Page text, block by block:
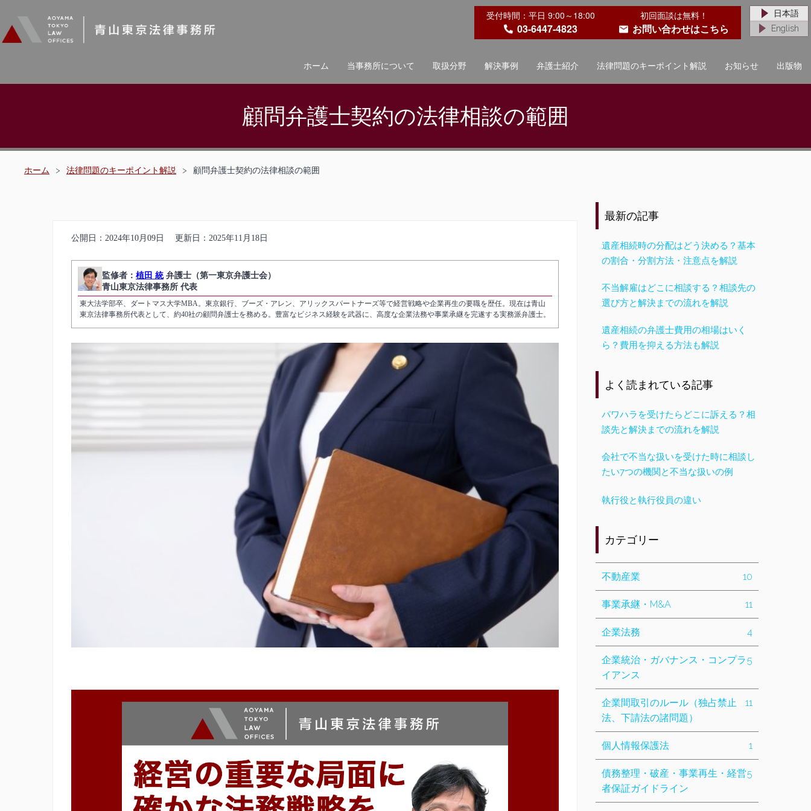
受付時間：平日 9:00～18:00
03-6447-4823
初回面談は無料！
お問い合わせはこちら
日本語
English
ホーム 当事務所について 取扱分野 解決事例 弁護士紹介 法律問題のキーポイント解説 お知らせ 出版物
顧問弁護士契約の法律相談の範囲
ホーム > 法律問題のキーポイント解説 > 顧問弁護士契約の法律相談の範囲
公開日： 2024年10月09日 更新日： 2025年11月18日
監修者： 植田 統弁護士（第一東京弁護士会）
青山東京法律事務所 代表
東大法学部卒、ダートマス大学MBA。東京銀行、ブーズ・アレン、アリックスパートナーズ等で経営戦略や企業再生の要職を歴任。現在は青山
東京法律事務所代表として、約40社の顧問弁護士を務める。豊富なビジネス経験を武器に、高度な企業法務や事業承継を完遂する実務派弁護士。
最新の記事
遺産相続時の分配はどう決める？基本
の割合・分割方法・注意点を解説
不当解雇はどこに相談する？相談先の
選び方と解決までの流れを解説
遺産相続の弁護士費用の相場はいく
ら？費用を抑える方法も解説
よく読まれている記事
パワハラを受けたらどこに訴える？相
談先と解決までの流れを解説
会社で不当な扱いを受けた時に相談し
たい7つの機関と不当な扱いの例
執行役と執行役員の違い
カテゴリー
不動産業 10
事業承継・M&A 11
企業法務 4
企業統治・ガバナンス・コンプラ
イアンス
5
企業間取引のルール（独占禁止
法、下請法の諸問題）
11
個人情報保護法 1
債務整理・破産・事業再生・経営
者保証ガイドライン
5